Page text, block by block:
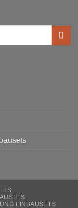
EINBAUSETS